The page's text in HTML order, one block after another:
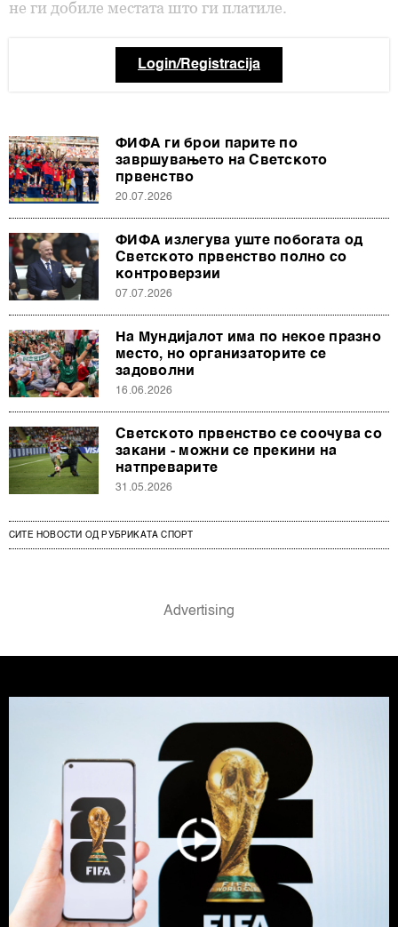
не ги добиле местата што ги платиле.
Login/Registracija
ФИФА ги брои парите по
завршувањето на Светското
првенство
20.07.2026
ФИФА излегува уште побогата од
Светското првенство полно со
контроверзии
07.07.2026
На Мундијалот има по некое празно
место, но организаторите се
задоволни
16.06.2026
Светското првенство се соочува со
закани - можни се прекини на
натпреварите
31.05.2026
СИТЕ НОВОСТИ ОД РУБРИКАТА СПОРТ